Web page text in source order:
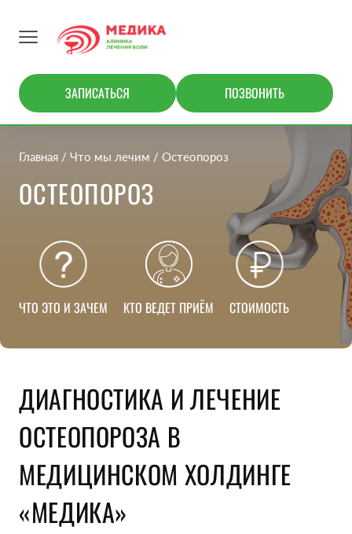
ЗАПИСАТЬСЯ ПОЗВОНИТЬ
Главная Что мы лечим Остеопороз
ОСТЕОПОРОЗ
ЧТО ЭТО И ЗАЧЕМ КТО ВЕДЕТ ПРИЁМ СТОИМОСТЬ
ДИАГНОСТИКА И ЛЕЧЕНИЕ
ОСТЕОПОРОЗА В
МЕДИЦИНСКОМ ХОЛДИНГЕ
«МЕДИКА»